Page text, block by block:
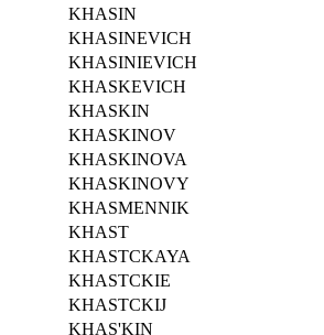
KHASIN
KHASINEVICH
KHASINIEVICH
KHASKEVICH
KHASKIN
KHASKINOV
KHASKINOVA
KHASKINOVY
KHASMENNIK
KHAST
KHASTCKAYA
KHASTCKIE
KHASTCKIJ
KHAS'KIN